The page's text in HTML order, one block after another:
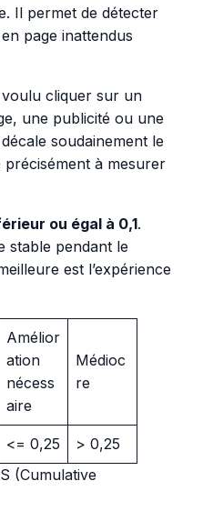
Il permet de détecter
page inattendus
cliquer sur un
une publicité ou une
soudainement le
à mesurer
ou égal à 0,1.
stable pendant le
est l’expérience
Amélior
ation
nécess
aire
Médioc
re
<= 0,25
> 0,25
(Cumulative